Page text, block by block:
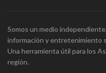
Somos un medio
información y entretenimiento
Una herramienta útil para los
región.